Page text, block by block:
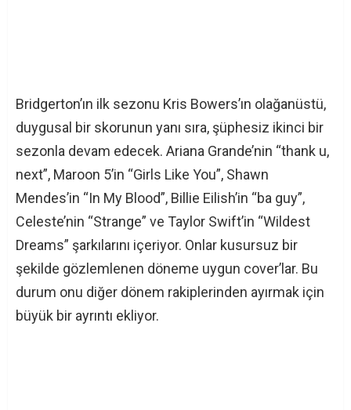
Bridgerton’ın ilk sezonu Kris Bowers’ın olağanüstü,
duygusal bir skorunun yanı sıra, şüphesiz ikinci bir
sezonla devam edecek. Ariana Grande’nin “thank u,
next”, Maroon 5’in “Girls Like You”, Shawn
Mendes’in “In My Blood”, Billie Eilish’in “ba guy”,
Celeste’nin “Strange” ve Taylor Swift’in “Wildest
Dreams” şarkılarını içeriyor. Onlar kusursuz bir
şekilde gözlemlenen döneme uygun cover’lar. Bu
durum onu diğer dönem rakiplerinden ayırmak için
büyük bir ayrıntı ekliyor.